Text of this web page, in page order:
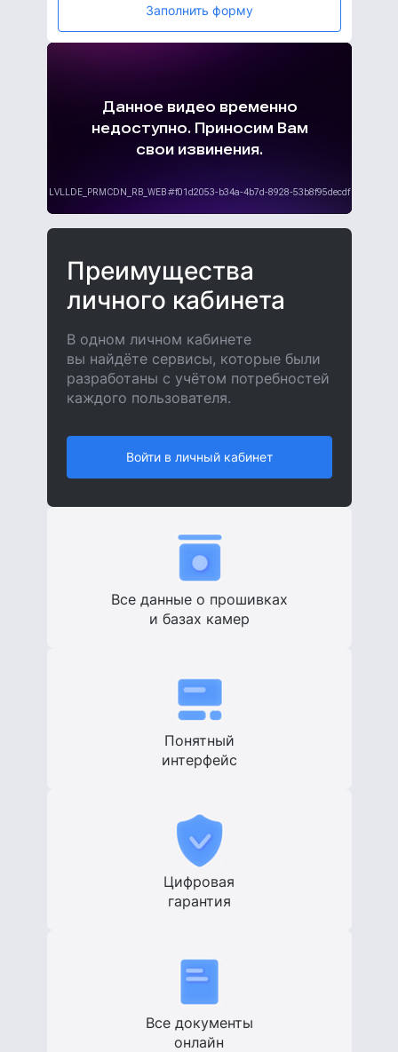
Заполнить форму
Преимущества
личного кабинета
В одном личном кабинете
вы найдёте сервисы, которые были
разработаны с учётом потребностей
каждого пользователя.
Войти в личный кабинет
Все данные о прошивках
и базах камер
Понятный
интерфейс
Цифровая
гарантия
Все документы
онлайн